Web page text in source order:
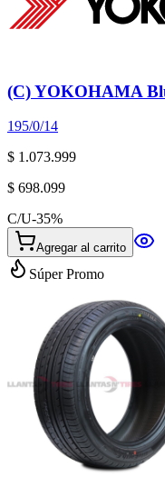
(C) YOKOHAMA
195/0/14
$ 1.073.999
$ 698.099
C/U-35%
Agregar al carrito
Súper Promo